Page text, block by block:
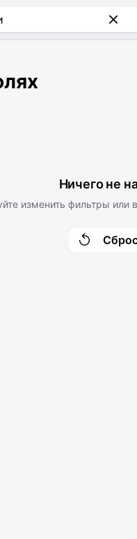
Ничего не
изменить фильтры или